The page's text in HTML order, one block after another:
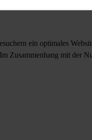
ein optimales
Zusammenhang mit der